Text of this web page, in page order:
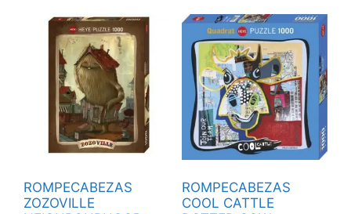
ROMPECABEZAS
ZOZOVILLE
ROMPECABEZAS
COOL CATTLE